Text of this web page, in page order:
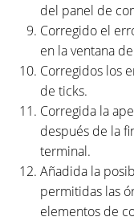
del panel de
Corregido el
en la ventana
Corregidos los
de ticks.
Corregida la
después de la
terminal.
Añadida la
permitidas las
elementos de